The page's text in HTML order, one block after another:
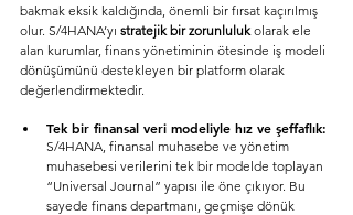
bakmak eksik kaldığında, önemli bir fırsat kaçırılmış
olur. S/4HANA’yı stratejik bir zorunluluk olarak ele
alan kurumlar, finans yönetiminin ötesinde iş modeli
dönüşümünü destekleyen bir platform olarak
değerlendirmektedir.
Tek bir finansal veri modeliyle hız ve şeffaflık:
S/4HANA, finansal muhasebe ve yönetim
muhasebesi verilerini tek bir modelde toplayan
“Universal Journal” yapısı ile öne çıkıyor. Bu
sayede finans departmanı, geçmişe dönük